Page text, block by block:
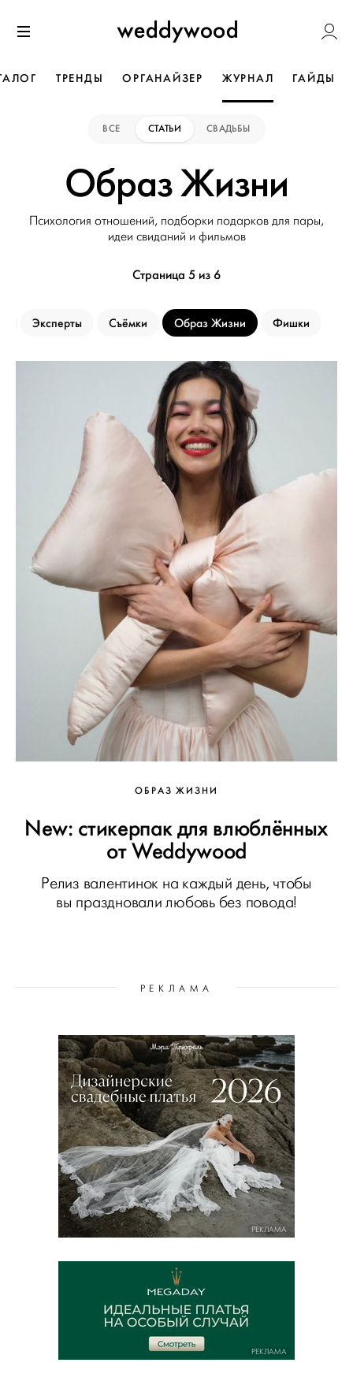
к содержанию
Weddywood
ТРЕНДЫ ОРГАНАЙЗЕР ЖУРНАЛ ГАЙДЫ
ВСЕ СТАТЬИ СВАДЬБЫ
Образ Жизни
Психология отношений, подборки подарков для пары,
идеи свиданий и фильмов
Страница 5 из 6
Эксперты Съёмки Образ Жизни Фишки
ОБРАЗ ЖИЗНИ
New: стикерпак для влюблённых
от Weddywood
Релиз валентинок на каждый день, чтобы
вы праздновали любовь без повода!
РЕКЛАМА
РЕКЛАМА
РЕКЛАМА